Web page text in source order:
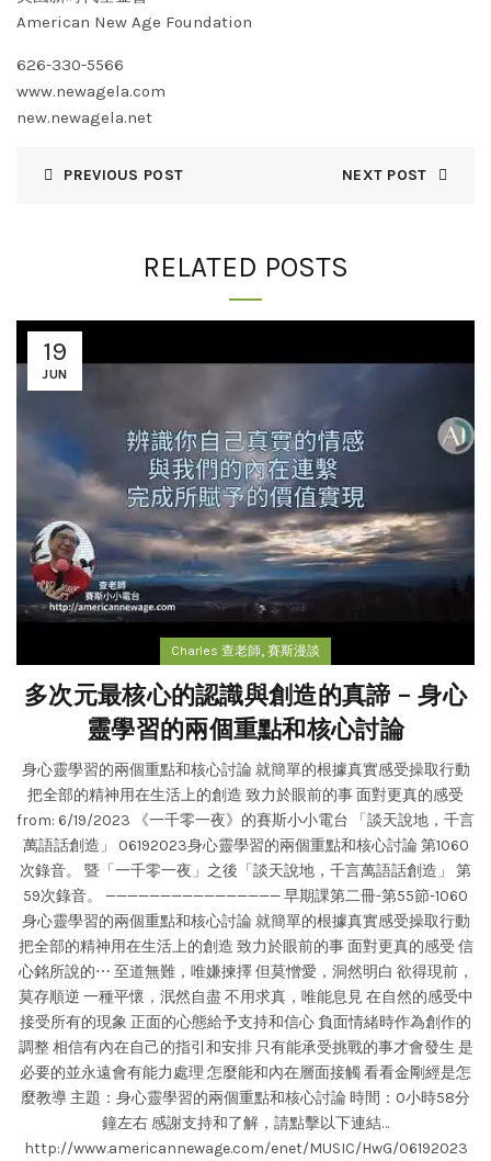
American New Age Foundation
626-330-5566
www.newagela.com
new.newagela.net
PREVIOUS POST NEXT POST
RELATED POSTS
19
JUN
Charles 查老師, 賽斯漫談
多次元最核心的認識與創造的真諦 – 身心
靈學習的兩個重點和核心討論
身心靈學習的兩個重點和核心討論 就簡單的根據真實感受操取行動
把全部的精神用在生活上的創造 致力於眼前的事 面對更真的感受
from: 6/19/2023 《一千零一夜》的賽斯小小電台 「談天說地，千言
萬語話創造」 06192023身心靈學習的兩個重點和核心討論 第1060
次錄音。 暨「一千零一夜」之後「談天說地，千言萬語話創造」 第
59次錄音。 ———————————————— 早期課第二冊-第55節-1060
身心靈學習的兩個重點和核心討論 就簡單的根據真實感受操取行動
把全部的精神用在生活上的創造 致力於眼前的事 面對更真的感受 信
心銘所說的⋯ 至道無難，唯嫌揀擇 但莫憎愛，洞然明白 欲得現前，
莫存順逆 一種平懷，泯然自盡 不用求真，唯能息見 在自然的感受中
接受所有的現象 正面的心態給予支持和信心 負面情緒時作為創作的
調整 相信有內在自己的指引和安排 只有能承受挑戰的事才會發生 是
必要的並永遠會有能力處理 怎麼能和內在層面接觸 看看金剛經是怎
麼教導 主題：身心靈學習的兩個重點和核心討論 時間：0小時58分
鐘左右 感謝支持和了解，請點擊以下連結…
http://www.americannewage.com/enet/MUSIC/HwG/06192023